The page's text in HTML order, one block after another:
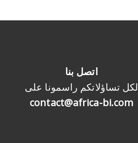
اتصل بنا
لكل تساؤلاتكم راسمونا على
contact@africa-bi.com